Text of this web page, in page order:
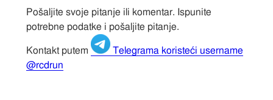
Pošaljite svoje pitanje ili komentar. Ispunite
potrebne podatke i pošaljite pitanje.
Kontakt putem
Telegrama koristeći username
@rcdrun